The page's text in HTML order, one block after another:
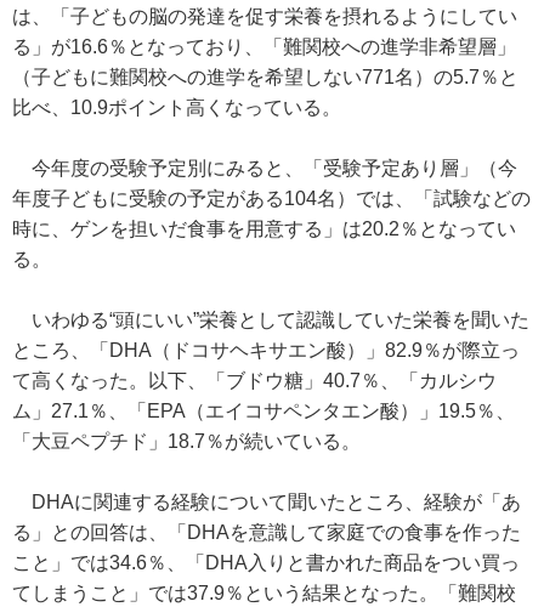
は、「子どもの脳の発達を促す栄養を摂れるようにしてい
る」が16.6％となっており、「難関校への進学非希望層」
（子どもに難関校への進学を希望しない771名）の5.7％と
比べ、10.9ポイント高くなっている。
今年度の受験予定別にみると、「受験予定あり層」（今
年度子どもに受験の予定がある104名）では、「試験などの
時に、ゲンを担いだ食事を用意する」は20.2％となってい
る。
いわゆる“頭にいい”栄養として認識していた栄養を聞いた
ところ、「DHA（ドコサヘキサエン酸）」82.9％が際立っ
て高くなった。以下、「ブドウ糖」40.7％、「カルシウ
ム」27.1％、「EPA（エイコサペンタエン酸）」19.5％、
「大豆ペプチド」18.7％が続いている。
DHAに関連する経験について聞いたところ、経験が「あ
る」との回答は、「DHAを意識して家庭での食事を作った
こと」では34.6％、「DHA入りと書かれた商品をつい買っ
てしまうこと」では37.9％という結果となった。「難関校